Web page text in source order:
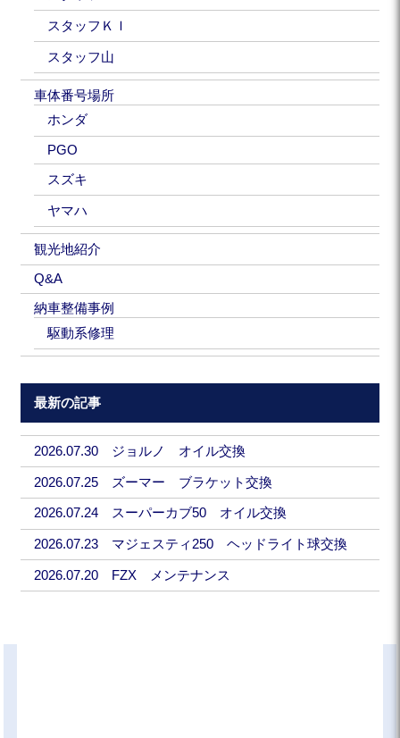
スタッフＫＩ
スタッフ山
車体番号場所
ホンダ
PGO
スズキ
ヤマハ
観光地紹介
Q&A
納車整備事例
駆動系修理
最新の記事
2026.07.30 ジョルノ オイル交換
2026.07.25 ズーマー ブラケット交換
2026.07.24 スーパーカブ50 オイル交換
2026.07.23 マジェスティ250 ヘッドライト球交換
2026.07.20 FZX メンテナンス